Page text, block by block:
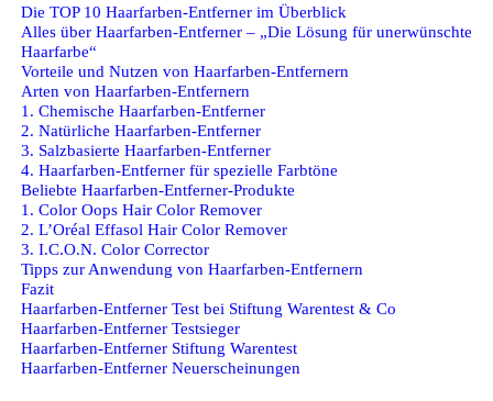
Die TOP 10 Haarfarben-Entferner im Überblick
Alles über Haarfarben-Entferner – „Die Lösung für unerwünschte
Haarfarbe“
Vorteile und Nutzen von Haarfarben-Entfernern
Arten von Haarfarben-Entfernern
1. Chemische Haarfarben-Entferner
2. Natürliche Haarfarben-Entferner
3. Salzbasierte Haarfarben-Entferner
4. Haarfarben-Entferner für spezielle Farbtöne
Beliebte Haarfarben-Entferner-Produkte
1. Color Oops Hair Color Remover
2. L’Oréal Effasol Hair Color Remover
3. I.C.O.N. Color Corrector
Tipps zur Anwendung von Haarfarben-Entfernern
Fazit
Haarfarben-Entferner Test bei Stiftung Warentest & Co
Haarfarben-Entferner Testsieger
Haarfarben-Entferner Stiftung Warentest
Haarfarben-Entferner Neuerscheinungen